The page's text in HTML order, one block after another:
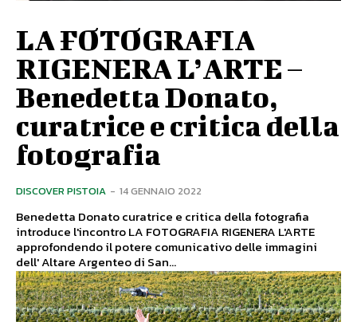
LA FOTOGRAFIA
RIGENERA L’ARTE –
Benedetta Donato,
curatrice e critica della
fotografia
DISCOVER PISTOIA - 14 GENNAIO 2022
Benedetta Donato curatrice e critica della fotografia
introduce l'incontro LA FOTOGRAFIA RIGENERA L'ARTE
approfondendo il potere comunicativo delle immagini
dell' Altare Argenteo di San...